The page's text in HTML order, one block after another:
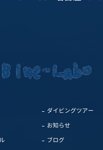
ダイビングツアー
お知らせ
ブログ